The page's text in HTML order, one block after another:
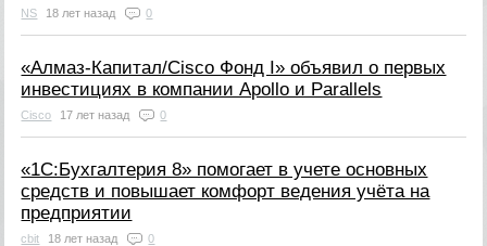
NS 18 лет назад 0
«Алмаз-Капитал/Cisco Фонд I» объявил о первых
инвестициях в компании Apollo и Parallels
Cisco 17 лет назад 0
«1С:Бухгалтерия 8» помогает в учете основных
средств и повышает комфорт ведения учёта на
предприятии
cbit 18 лет назад 0